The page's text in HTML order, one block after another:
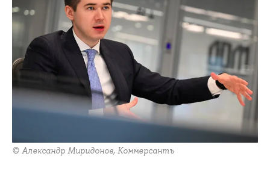
© Александр Миридонов, Коммерсантъ